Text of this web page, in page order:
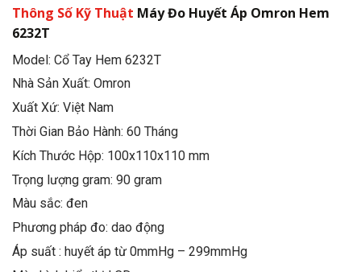
Thông Số Kỹ Thuật Máy Đo Huyết Áp Omron Hem
6232T
Model: Cổ Tay Hem 6232T
Nhà Sản Xuất: Omron
Xuất Xứ: Việt Nam
Thời Gian Bảo Hành: 60 Tháng
Kích Thước Hộp: 100x110x110 mm
Trọng lượng gram: 90 gram
Màu sắc: đen
Phương pháp đo: dao động
Áp suất : huyết áp từ 0mmHg – 299mmHg